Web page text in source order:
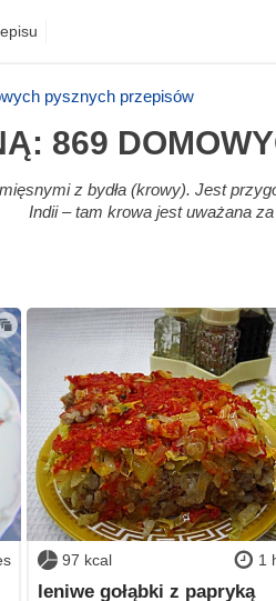
pysznych przepisów
869
z bydła (krowy). Jest
Indii – tam krowa jest uważana
97 kcal 1
leniwe gołąbki z papryką